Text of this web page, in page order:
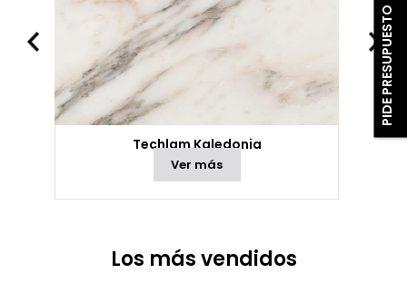
PIDE PRESUPUESTO
Techlam Kaledonia
Ver más
Los más vendidos